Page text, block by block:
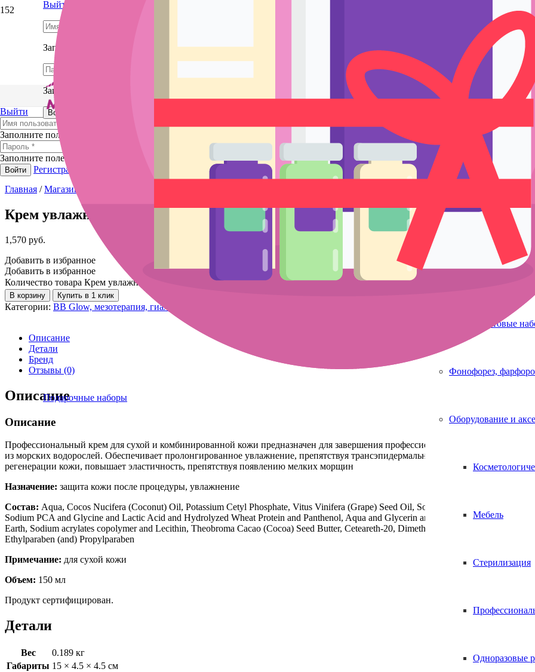
Выйти
Заполните поле
Заполните поле
Войти
Ручки
Тренировка и
Подставки и
Одноразовые
Стартовые
Фонофорез,
Оборудование и
Мебель
Стерилизация
Одноразовые
Подарочные наборы
Выйти
Заполните поле
Заполните поле
Войти Регистрация
Главная /Магазин
Крем увлажняющий защитный после процедуры Moisture Protector Cream, 150
1,570 руб.
Добавить в избранное
Добавить в избранное
Количество товара Крем увлажняющий защитный после процедуры Moisture Protector Cream, 150 мл. ARAVIA
В корзину Купить в 1 клик
Категории: BB Glow, мезотерапия, гиалурон пен
Описание
Детали
Бренд
Отзывы (0)
Описание
Описание
Профессиональный крем для сухой и комбинированной кожи предназначен для завершения профессиональной процедуры.
из морских водорослей. Обеспечивает пролонгированное увлажнение, препятствуя трансэпидермальной потере влаги.
регенерации кожи, повышает эластичность, препятствуя появлению мелких морщин
Назначение: защита кожи после процедуры, увлажнение
Состав: Aqua, Cocos Nucifera (Coconut) Oil, Potassium Cetyl Phosphate, Vitus Vinifera (Grape) Seed Oil, Sorbitol, Urea, Isopentyldiol,
Sodium PCA and Glycine and Lactic Acid and Hydrolyzed Wheat Protein and Panthenol, Aqua and Glycerin and Sorbitol and Laminaria
Earth, Sodium acrylates copolymer and Lecithin, Theobroma Cacao (Cocoa) Seed Butter, Ceteareth-20, Dimethicone, Sodium
Ethylparaben (and) Propylparaben
Примечание: для сухой кожи
Объем: 150 мл
Продукт сертифицирован.
Детали
Вес
0.189 кг
Габариты 15 × 4.5 × 4.5 см